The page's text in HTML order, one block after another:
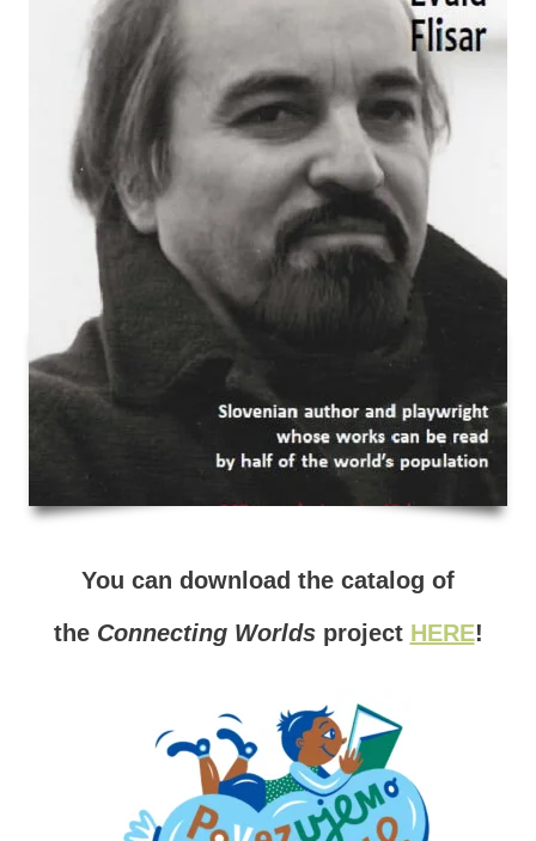
You can download the catalog of
the Connecting Worldsproject HERE!